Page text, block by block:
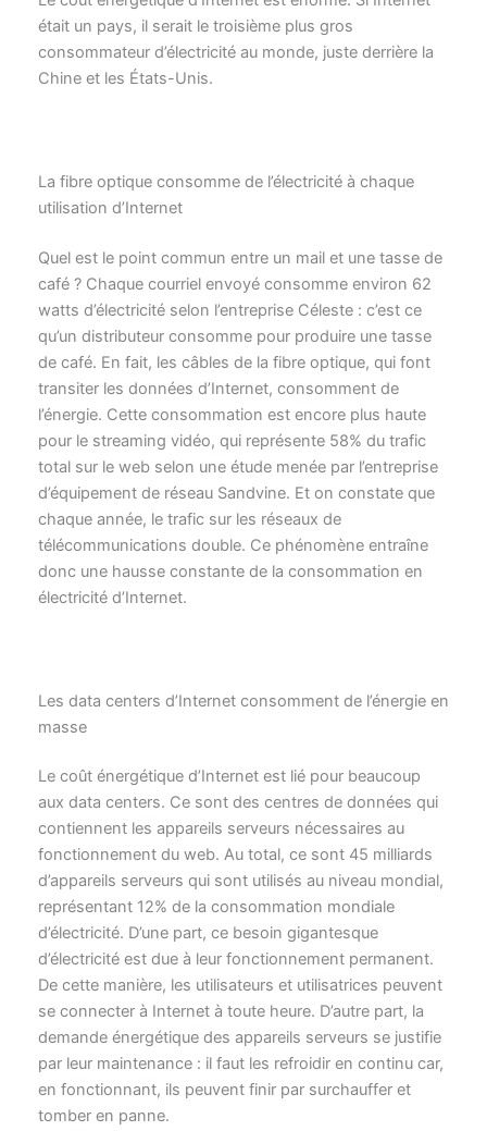
était un pays, il serait le troisième plus gros
consommateur d’électricité au monde, juste derrière la
Chine et les États-Unis.
La fibre optique consomme de l’électricité à chaque
utilisation d’Internet
Quel est le point commun entre un mail et une tasse de
café ? Chaque courriel envoyé consomme environ 62
watts d’électricité selon l’entreprise Céleste : c’est ce
qu’un distributeur consomme pour produire une tasse
de café. En fait, les câbles de la fibre optique, qui font
transiter les données d’Internet, consomment de
l’énergie. Cette consommation est encore plus haute
pour le streaming vidéo, qui représente 58% du trafic
total sur le web selon une étude menée par l’entreprise
d’équipement de réseau Sandvine. Et on constate que
chaque année, le trafic sur les réseaux de
télécommunications double. Ce phénomène entraîne
donc une hausse constante de la consommation en
électricité d’Internet.
Les data centers d’Internet consomment de l’énergie en
masse
Le coût énergétique d’Internet est lié pour beaucoup
aux data centers. Ce sont des centres de données qui
contiennent les appareils serveurs nécessaires au
fonctionnement du web. Au total, ce sont 45 milliards
d’appareils serveurs qui sont utilisés au niveau mondial,
représentant 12% de la consommation mondiale
d’électricité. D’une part, ce besoin gigantesque
d’électricité est due à leur fonctionnement permanent.
De cette manière, les utilisateurs et utilisatrices peuvent
se connecter à Internet à toute heure. D’autre part, la
demande énergétique des appareils serveurs se justifie
par leur maintenance : il faut les refroidir en continu car,
en fonctionnant, ils peuvent finir par surchauffer et
tomber en panne.